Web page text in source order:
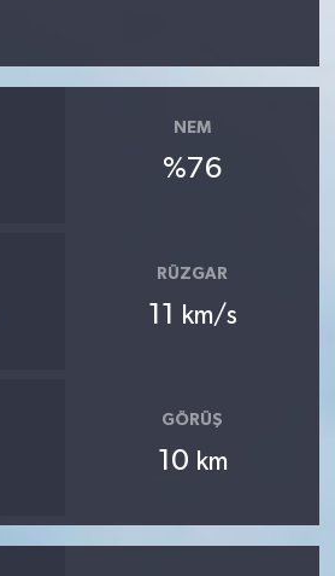
NEM
%76
RÜZGAR
11 km/s
GÖRÜŞ
10 km